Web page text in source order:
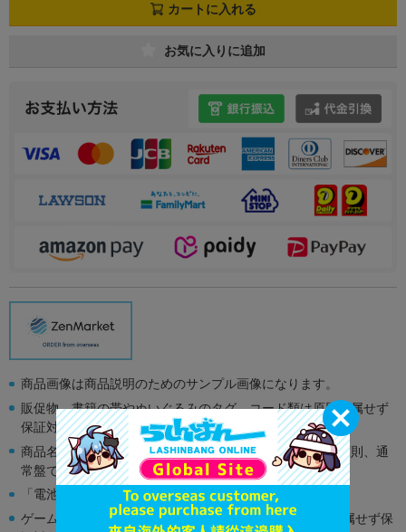
カートに入れる
お気に入りに追加
商品画像は商品説明のためのサンプル画像になります。
販促物、書籍の帯やぬいぐるみのタグ、コード類は原則付属せず
保証対象外となります。
商品名や備考欄に特別な記載が無い限り取り扱い商品は原則、通
常盤です。
「電池」は原則として保証対象外となります。
ゲーム機本体には、SDカードなどのメモリーカードは付属せず保